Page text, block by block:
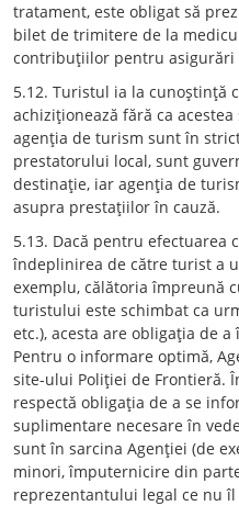
tratament, este obligat să
bilet de trimitere de la
contribuţiilor pentru asigurări
5.12. Turistul ia la cunoştinţă
achiziţionează fără ca
agenţia de turism sunt în
prestatorului local, sunt
destinaţie, iar agenţia de
asupra prestaţiilor în cauză.
5.13. Dacă pentru efectuarea
îndeplinirea de către turist a
exemplu, călătoria împreună
turistului este schimbat ca
etc.), acesta are obligaţia de
Pentru o informare optimă,
site-ului Poliţiei de Frontieră.
respectă obligaţia de a se
suplimentare necesare în
sunt în sarcina Agenţiei (de
minori, împuternicire din
reprezentantului legal ce nu